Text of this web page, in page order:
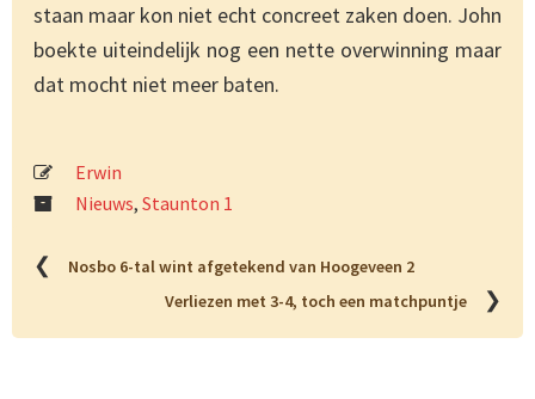
staan maar kon niet echt concreet zaken doen. John
boekte uiteindelijk nog een nette overwinning maar
dat mocht niet meer baten.
Erwin
Nieuws, Staunton 1
❮
Nosbo 6-tal wint afgetekend van Hoogeveen 2
Verliezen met 3-4, toch een matchpuntje
❯